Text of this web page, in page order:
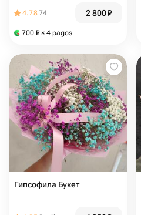
4.7874 2 800₽
700 ₽ × 4 pagos
Гипсофила Букет